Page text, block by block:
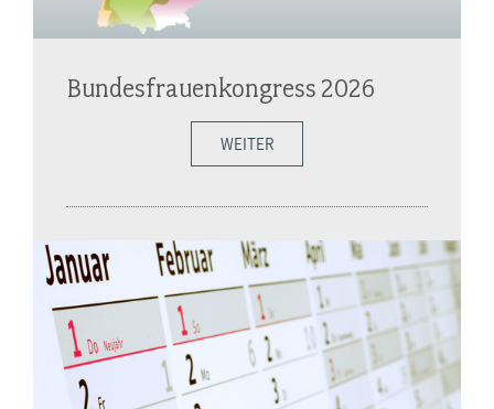
Bundesfrauenkongress 2026
WEITER